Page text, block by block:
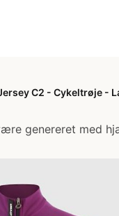
C2 - Cykeltrøje -
genereret med